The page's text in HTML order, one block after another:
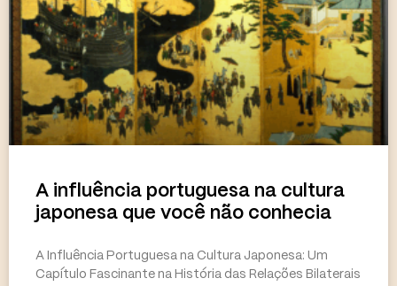
A influência portuguesa na cultura
japonesa que você não conhecia
A Influência Portuguesa na Cultura Japonesa: Um
Capítulo Fascinante na História das Relações Bilaterais